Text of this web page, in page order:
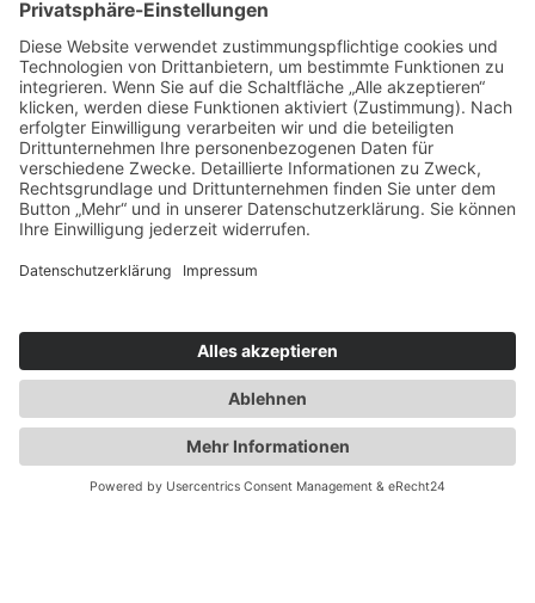
Restaurant
Montag
Ruhetag
Dienstag
Ruhetag
Mittwoch & Donnerstag 14 - 20 Uhr
Freitag
12 - 20 Uhr
Samstag
10 - 20 Uhr
Sonntag
10 - 20 Uhr
Motorsportstrecke
9 - 18 Uhr
Freitag
9 - 18 Uhr
9 - 18 Uhr
Sonntag
9 - 18 Uhr
16.08.2026
Dienstag bis Sonntag 10 - 20 Uhr (Montag
Ruhetag)